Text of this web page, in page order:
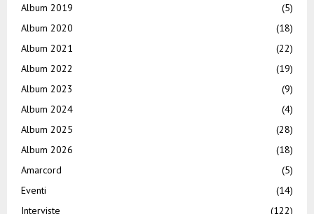
Album 2019
(5)
Album 2020
(18)
Album 2021
(22)
Album 2022
(19)
Album 2023
(9)
Album 2024
(4)
Album 2025
(28)
Album 2026
(18)
Amarcord
(5)
Eventi
(14)
Interviste
(122)